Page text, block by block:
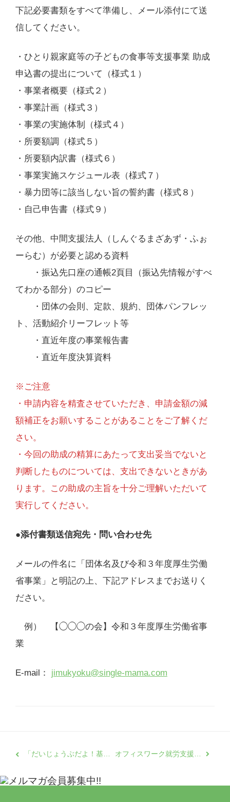
下記必要書類をすべて準備し、メール添付にて送
信してください。
・ひとり親家庭等の子どもの食事等支援事業 助成
申込書の提出について（様式１）
・事業者概要（様式２）
・事業計画（様式３）
・事業の実施体制（様式４）
・所要額調（様式５）
・所要額内訳書（様式６）
・事業実施スケジュール表（様式７）
・暴力団等に該当しない旨の誓約書（様式８）
・自己申告書（様式９）
その他、中間支援法人（しんぐるまざあず・ふぉ
ーらむ）が必要と認める資料
・振込先口座の通帳2頁目（振込先情報がすべ
てわかる部分）のコピー
・団体の会則、定款、規約、団体パンフレッ
ト、活動紹介リーフレット等
・直近年度の事業報告書
・直近年度決算資料
※ご注意
・申請内容を精査させていただき、申請金額の減
額補正をお願いすることがあることをご了解くだ
さい。
・今回の助成の精算にあたって支出妥当でないと
判断したものについては、支出できないときがあ
ります。この助成の主旨を十分ご理解いただいて
実行してください。
●添付書類送信宛先・問い合わせ先
メールの件名に「団体名及び令和３年度厚生労働
省事業」と明記の上、下記アドレスまでお送りく
ださい。
例） 【◯◯◯の会】令和３年度厚生労働省事
業
E-mail： jimukyoku@single-mama.com
「だいじょうぶだよ！基金」第四次募集 -ひとり親家庭支援事業助成要綱